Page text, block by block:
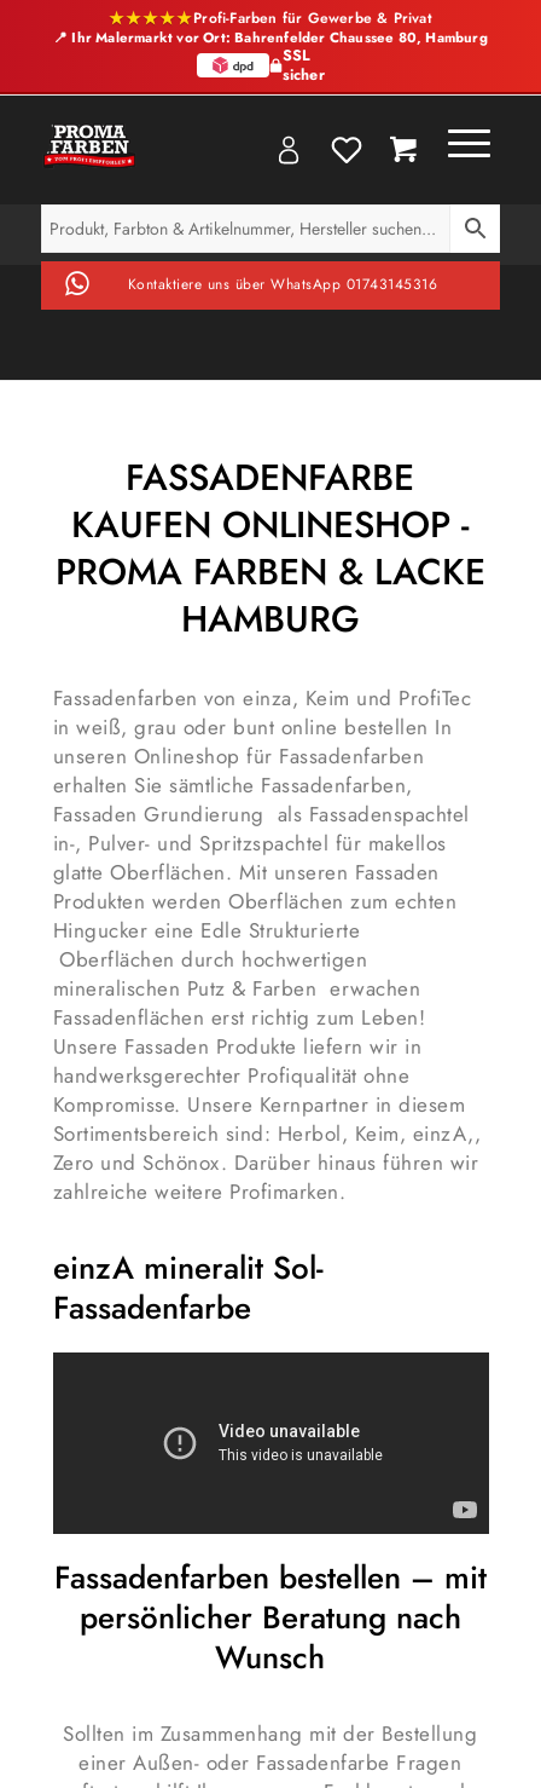
★★★★★Profi-Farben für Gewerbe & Privat
📍 Ihr Malermarkt vor Ort: Bahrenfelder Chaussee 80, Hamburg
SSL
sicher
Kontaktiere uns über WhatsApp 01743145316
FASSADENFARBE
KAUFEN ONLINESHOP -
PROMA FARBEN & LACKE
HAMBURG
Fassadenfarben von einza, Keim und ProfiTec
in weiß, grau oder bunt online bestellen In
unseren Onlineshop für Fassadenfarben
erhalten Sie sämtliche Fassadenfarben,
Fassaden Grundierung als Fassadenspachtel
in-, Pulver- und Spritzspachtel für makellos
glatte Oberflächen. Mit unseren Fassaden
Produkten werden Oberflächen zum echten
Hingucker eine Edle Strukturierte
Oberflächen durch hochwertigen
mineralischen Putz & Farben erwachen
Fassadenflächen erst richtig zum Leben!
Unsere Fassaden Produkte liefern wir in
handwerksgerechter Profiqualität ohne
Kompromisse. Unsere Kernpartner in diesem
Sortimentsbereich sind: Herbol, Keim, einzA,,
Zero und Schönox. Darüber hinaus führen wir
zahlreiche weitere Profimarken.
einzA mineralit Sol-
Fassadenfarbe
Fassadenfarben bestellen – mit
persönlicher Beratung nach
Wunsch
Sollten im Zusammenhang mit der Bestellung
einer Außen- oder Fassadenfarbe Fragen